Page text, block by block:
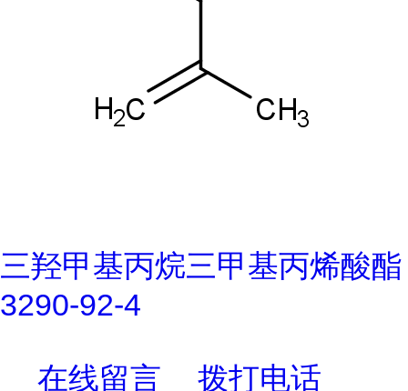
三羟甲基丙烷三甲基丙烯酸酯
3290-92-4
在线留言 拨打电话